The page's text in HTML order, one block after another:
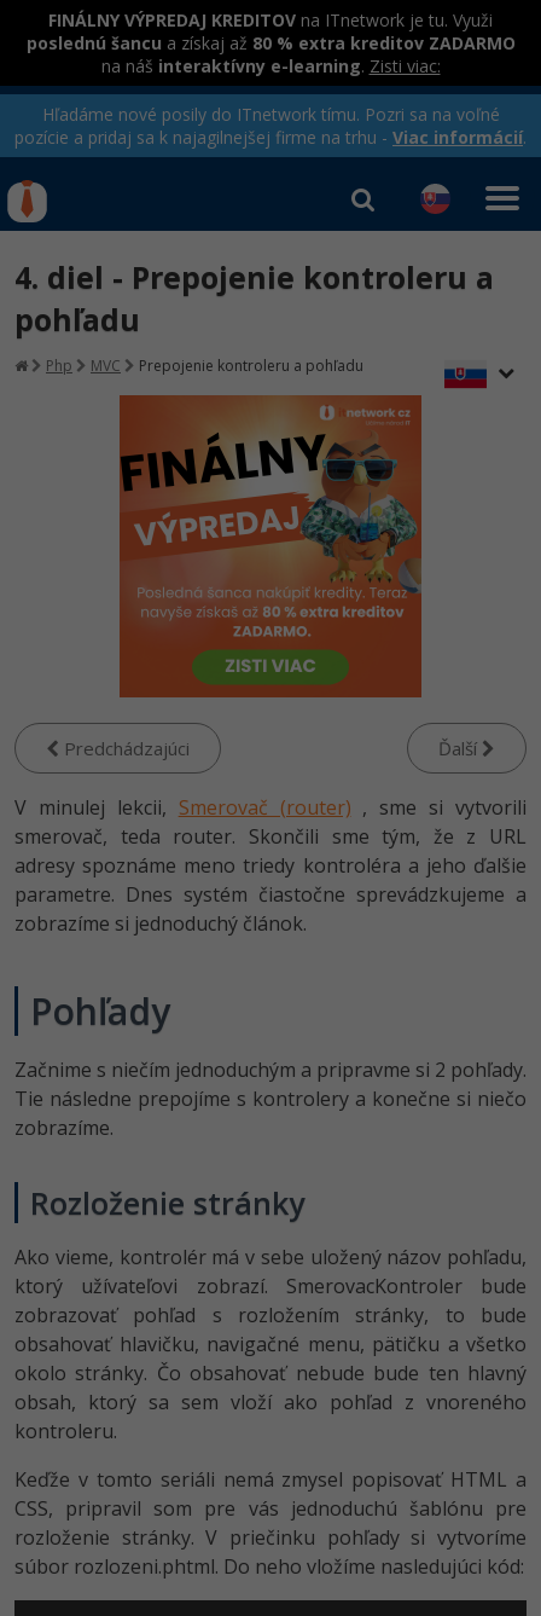
FINÁLNY VÝPREDAJ KREDITOV na ITnetwork je tu. Využi
poslednú šancu a získaj až 80 % extra kreditov ZADARMO
na náš interaktívny e-learning. Zisti viac:
Hľadáme nové posily do ITnetwork tímu. Pozri sa na voľné
pozície a pridaj sa k najagilnejšej firme na trhu - Viac informácií.
Rekvalifikačné kurzy
hradené úradom práce
Kurzy programovania
Ako začať?
Java -80%
C# .NET -80%
JavaScript -80%
C++
Swift
Kotlin -80%
Céčko -80%
SQL
UML -80%
Umelá inteligencia -10%
Pre deti
Viac
Fórum
Kurzy e-commerce
Testovanie softvéru
Marketing -30%
WordPress
Kurzy dizajnu
HTML/CSS -80%
Photoshop -80%
Príbehy absolventov
Blog
Prihlásiť sa Registrovať
4. diel - Prepojenie kontroleru a
pohľadu
Php MVC Prepojenie kontroleru a pohľadu
Predchádzajúci Ďalší
V minulej lekcii, Smerovač (router) , sme si vytvorili
smerovač, teda router. Skončili sme tým, že z URL
adresy spoznáme meno triedy kontroléra a jeho ďalšie
parametre. Dnes systém čiastočne sprevádzkujeme a
zobrazíme si jednoduchý článok.
Pohľady
Začnime s niečím jednoduchým a pripravme si 2 pohľady.
Tie následne prepojíme s kontrolery a konečne si niečo
zobrazíme.
Rozloženie stránky
Ako vieme, kontrolér má v sebe uložený názov pohľadu,
ktorý užívateľovi zobrazí. SmerovacKontroler bude
zobrazovať pohľad s rozložením stránky, to bude
obsahovať hlavičku, navigačné menu, pätičku a všetko
okolo stránky. Čo obsahovať nebude bude ten hlavný
obsah, ktorý sa sem vloží ako pohľad z vnoreného
kontroleru.
Keďže v tomto seriáli nemá zmysel popisovať HTML a
CSS, pripravil som pre vás jednoduchú šablónu pre
rozloženie stránky. V priečinku pohľady si vytvoríme
súbor rozlozeni.phtml. Do neho vložíme nasledujúci kód: